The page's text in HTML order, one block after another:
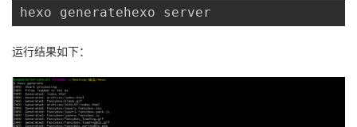
hexo generatehexo server
运行结果如下：